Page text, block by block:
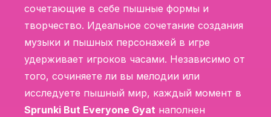
сочетающие в себе пышные формы и
творчество. Идеальное сочетание создания
музыки и пышных персонажей в игре
удерживает игроков часами. Независимо от
того, сочиняете ли вы мелодии или
исследуете пышный мир, каждый момент в
Sprunki But Everyone Gyat наполнен